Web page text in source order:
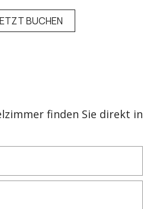
BUCHEN
finden Sie direkt in